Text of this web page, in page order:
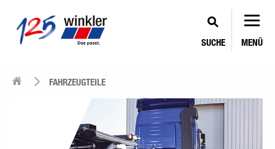
SUCHE MENÜ
FAHRZEUGTEILE